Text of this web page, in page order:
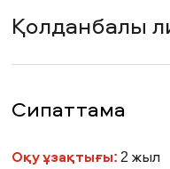
Басты бет
Академиялық
Қолданбалы
Сипаттама
Оқу ұзақтығы:2 жыл